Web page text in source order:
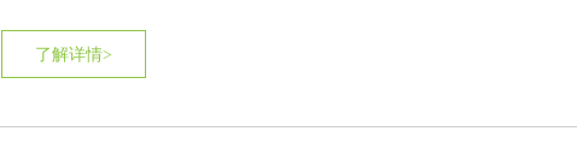
了解详情>